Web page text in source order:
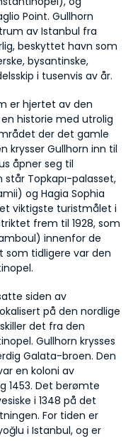
Point. Gullhorn
av Istanbul fra
beskyttet havn som
bysantinske,
i tusenvis av år.
er hjertet av den
historie med utrolig
der det gamle
krysser Gullhorn inn til
åpner seg til
Topkapı-palasset,
og Hagia Sophia
viktigste turistmålet i
frem til 1928, som
innenfor de
tidligere var den
siden av
på den nordlige
det fra den
Gullhorn krysses
Galata-broen. Den
en koloni av
1453. Det berømte
i 1348 på det
For tiden er
i Istanbul, og er